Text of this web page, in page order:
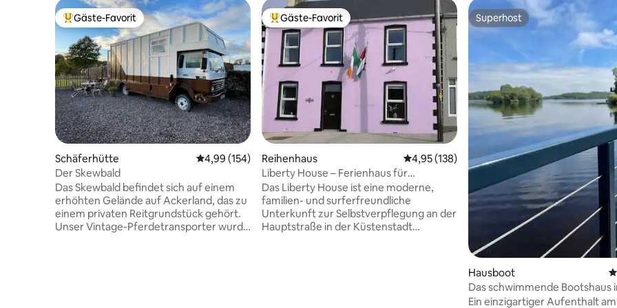
Beliebter Gäste-Favorit.
Gäste-Favorit
Schäferhütte Durchschnittliche Bewertung: 4,99 von 5, 154 Bewertungen
4,99 (154)
Der Skewbald
Das Skewbald befindet sich auf einem
erhöhten Gelände auf Ackerland, das zu
einem privaten Reitgrundstück gehört.
Unser Vintage-Pferdetransporter wurde
Beliebter Gäste-Favorit.
Gäste-Favorit
Reihenhaus Durchschnittliche Bewertung: 4,95 von 5,
4,95 (138)
Liberty House – Ferienhaus für
Familien/Surfer am Meer
Das Liberty House ist eine moderne,
familien- und surferfreundliche
Unterkunft zur Selbstverpflegung an der
Hauptstraße in der Küstenstadt
Superhost
Superhost
Hausboot
Das schwimmende Bootshaus
Carrickreagh FP250
Ein einzigartiger Aufenthalt